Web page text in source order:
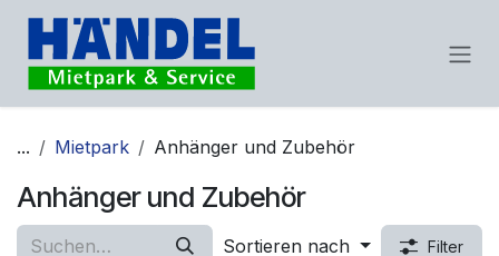
Zum Inhalt springen
... Mietpark Anhänger und Zubehör
Anhänger und Zubehör
Sortieren nach Filter